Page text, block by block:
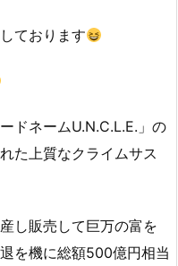
ております
ドネームU.N.C.L.E.」の
た上質なクライムサス
し販売して巨万の富を
を機に総額500億円相当